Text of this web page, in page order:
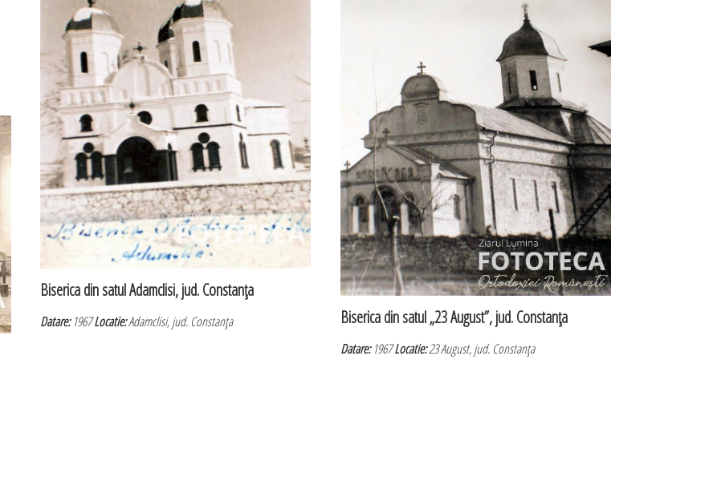
Biserica din satul Adamclisi, jud. Constanţa
Datare:1967Locatie:Adamclisi, jud. Constanţa Biserica din satul „23 August”, jud. Constanţa
Datare:1967Locatie:23 August, jud. Constanţa